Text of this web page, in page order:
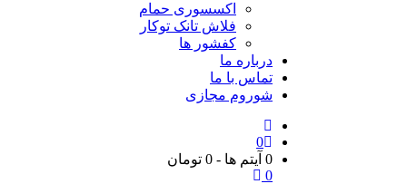
اکسسوری حمام
فلاش تانک توکار
کفشور ها
درباره ما
تماس با ما
شوروم مجازی
0
0 آیتم ها
-
0 تومان
0